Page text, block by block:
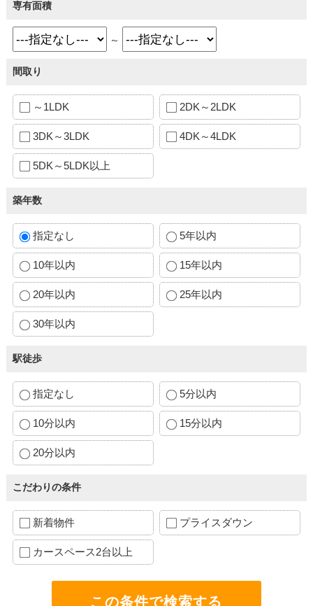
専有面積
～
間取り
～1LDK 2DK～2LDK
3DK～3LDK 4DK～4LDK
5DK～5LDK以上
築年数
指定なし 5年以内
10年以内 15年以内
20年以内 25年以内
30年以内
駅徒歩
指定なし 5分以内
10分以内 15分以内
20分以内
こだわりの条件
新着物件 プライスダウン
カースペース2台以上